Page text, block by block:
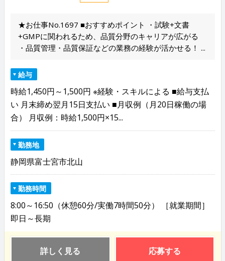
★お仕事No.1697 ■おすすめポイント ・試験+文書
+GMPに関われるため、品質分野のキャリアが広がる
・品質管理・品質保証などの業務の経験が活かせる！ ...
給与
時給1,450円～1,500円 ※経験・スキルによる ■給与支払
い 月末締め翌月15日支払い ■月収例（月20日稼働の場
合） 月収例：時給1,500円×15...
勤務地
静岡県富士宮市北山
勤務時間
8:00～16:50（休憩60分/実働7時間50分） ［就業期間］
即日～長期
詳しく見る 応募する